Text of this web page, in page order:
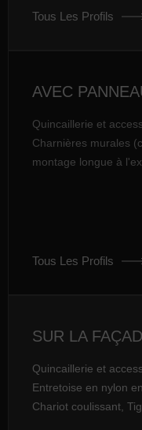
Tous Les Profils
AVEC
Quincaillerie et
Charnières murales
montage longue à
Tous Les Profils
SUR LA
Quincaillerie et
Entretoise en nylon
Chariot coulissant,